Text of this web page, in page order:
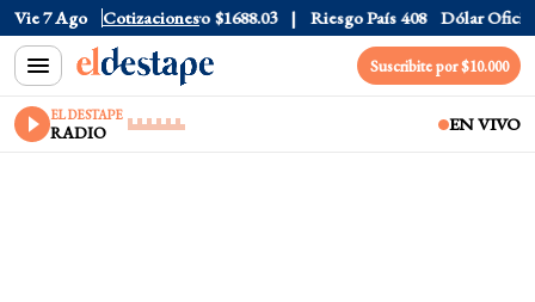
Vie 7 Ago Cotizaciones
CCL $1576.7 Euro $1688.03 Riesgo País 408 Dólar Oficial
Suscribite por $10.000
EL DESTAPE
RADIO EN VIVO